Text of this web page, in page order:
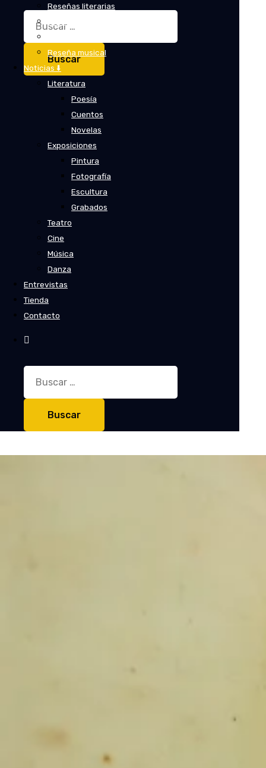
Buscar:
Reseñas literarias
Reseña musical
Noticias ⬇️
Literatura
Poesía
Cuentos
Novelas
Exposiciones
Pintura
Fotografía
Escultura
Grabados
Teatro
Cine
Música
Danza
Entrevistas
Tienda
Contacto
Buscar: